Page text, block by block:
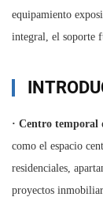
equipamiento
integral, el soporte
· Centro temporal
como el espacio
residenciales,
proyectos